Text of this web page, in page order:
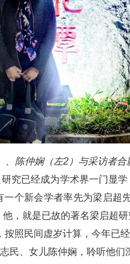
、陈仲娴（左2）与采访者合
究已经成为学术界一门显
个新会学者率先为梁启超
，就是已故的著名梁启超
照民间虚岁计算，今年已
民、女儿陈仲娴，聆听他们